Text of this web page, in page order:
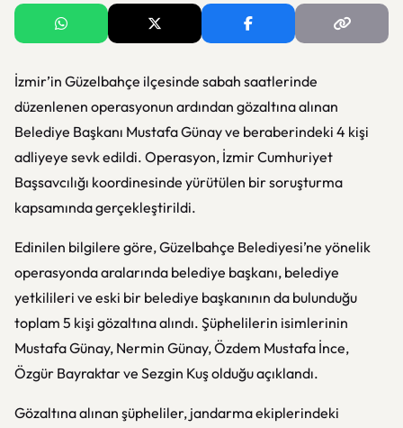
İzmir’in Güzelbahçe ilçesinde sabah saatlerinde
düzenlenen operasyonun ardından gözaltına alınan
Belediye Başkanı Mustafa Günay ve beraberindeki 4 kişi
adliyeye sevk edildi. Operasyon, İzmir Cumhuriyet
Başsavcılığı koordinesinde yürütülen bir soruşturma
kapsamında gerçekleştirildi.
Edinilen bilgilere göre, Güzelbahçe Belediyesi’ne yönelik
operasyonda aralarında belediye başkanı, belediye
yetkilileri ve eski bir belediye başkanının da bulunduğu
toplam 5 kişi gözaltına alındı. Şüphelilerin isimlerinin
Mustafa Günay, Nermin Günay, Özdem Mustafa İnce,
Özgür Bayraktar ve Sezgin Kuş olduğu açıklandı.
Gözaltına alınan şüpheliler, jandarma ekiplerindeki